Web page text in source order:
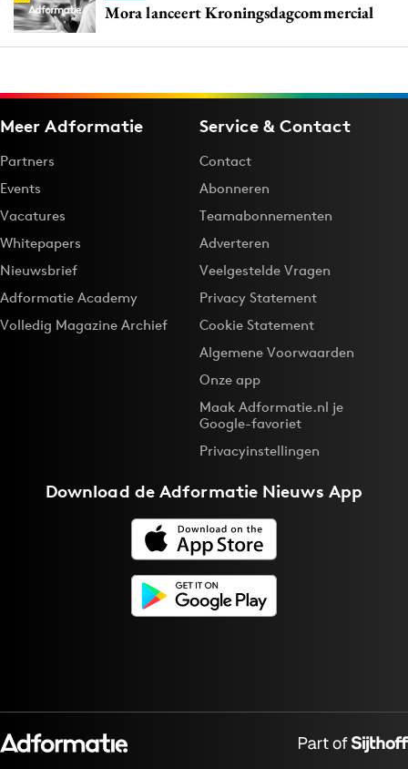
Mora lanceert Kroningsdagcommercial
Meer Adformatie
Partners
Events
Vacatures
Whitepapers
Nieuwsbrief
Adformatie Academy
Volledig Magazine Archief
Service & Contact
Contact
Abonneren
Teamabonnementen
Adverteren
Veelgestelde Vragen
Privacy Statement
Cookie Statement
Algemene Voorwaarden
Onze app
Maak Adformatie.nl je
Google-favoriet
Privacyinstellingen
Download deAdformatie Nieuws App